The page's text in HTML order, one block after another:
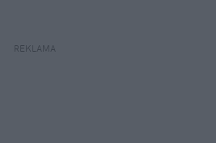
REKLAMA